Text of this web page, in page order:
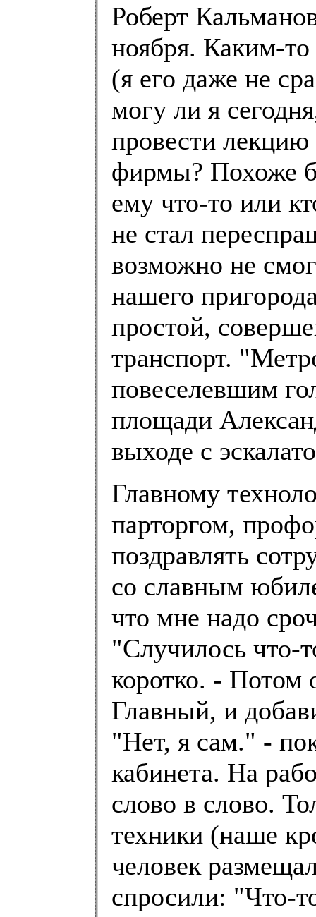
Роберт
ноября. Каким-
(я его даже не
могу ли я
провести
фирмы? Похоже
ему что-то или
не стал
возможно не
нашего
простой,
транспорт.
повеселевшим
площади
выходе с
Главному
парторгом,
поздравлять
со славным
что мне надо
"Случилось что-
коротко. - Потом
Главный, и
"Нет, я сам." -
кабинета. На
слово в слово.
техники (наше
человек
спросили: "Что-